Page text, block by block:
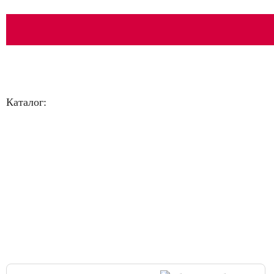
Каталог: